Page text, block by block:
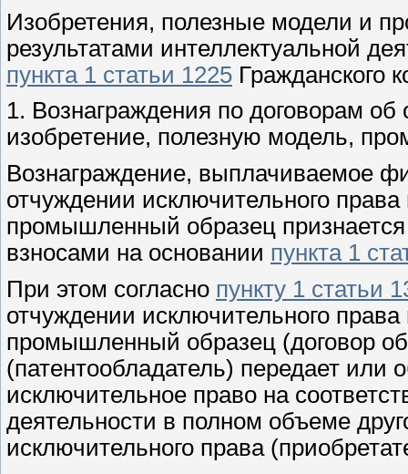
Изобретения, полезные модели и
результатами интеллектуальной
пункта 1 статьи 1225 Гражданского
1. Вознаграждения по договорам
изобретение, полезную модель,
Вознаграждение, выплачиваемое
отчуждении исключительного
промышленный образец
взносами на основании пункта 1
При этом согласно пункту 1 статьи
отчуждении исключительного
промышленный образец (договор
(патентообладатель) передает или
исключительное право на
деятельности в полном объеме
исключительного права